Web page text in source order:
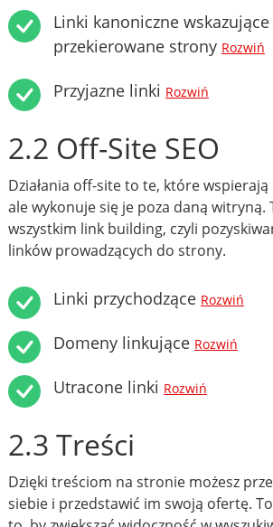
Linki kanoniczne wskazujące
przekierowane strony Rozwiń
Przyjazne linki Rozwiń
2.2 Off-Site SEO
Działania off-site to te, które
ale wykonuje się je poza daną witryną.
wszystkim link building, czyli
linków prowadzących do strony.
Linki przychodzące Rozwiń
Domeny linkujące Rozwiń
Utracone linki Rozwiń
2.3 Treści
Dzięki treściom na stronie możesz
siebie i przedstawić im swoją ofertę.